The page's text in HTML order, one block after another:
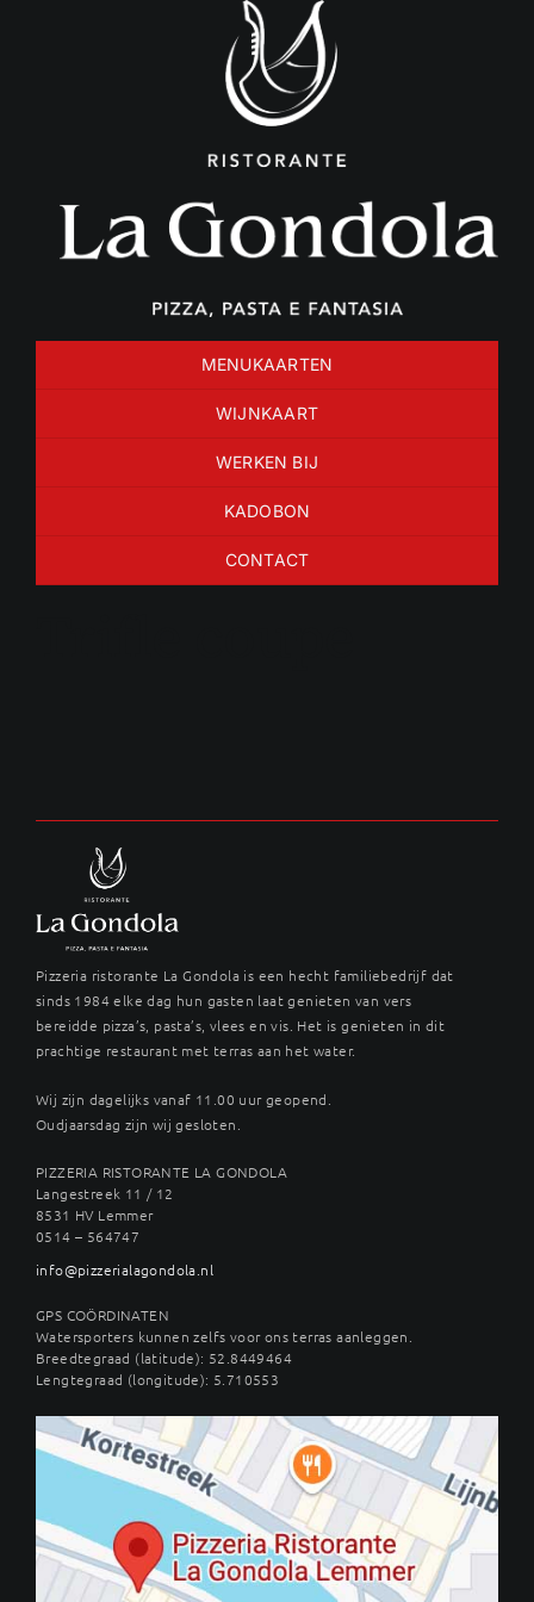
MENUKAARTEN
WIJNKAART
WERKEN BIJ
KADOBON
CONTACT
Pizzeria ristorante La Gondola is een hecht familiebedrijf dat
sinds 1984 elke dag hun gasten laat genieten van vers
bereidde pizza’s, pasta’s, vlees en vis. Het is genieten in dit
prachtige restaurant met terras aan het water.
Wij zijn dagelijks vanaf 11.00 uur geopend.
Oudjaarsdag zijn wij gesloten.
PIZZERIA RISTORANTE LA GONDOLA
Langestreek 11 / 12
8531 HV Lemmer
0514 – 564747
info@pizzerialagondola.nl
GPS COÖRDINATEN
Watersporters kunnen zelfs voor ons terras aanleggen.
Breedtegraad (latitude): 52.8449464
Lengtegraad (longitude): 5.710553